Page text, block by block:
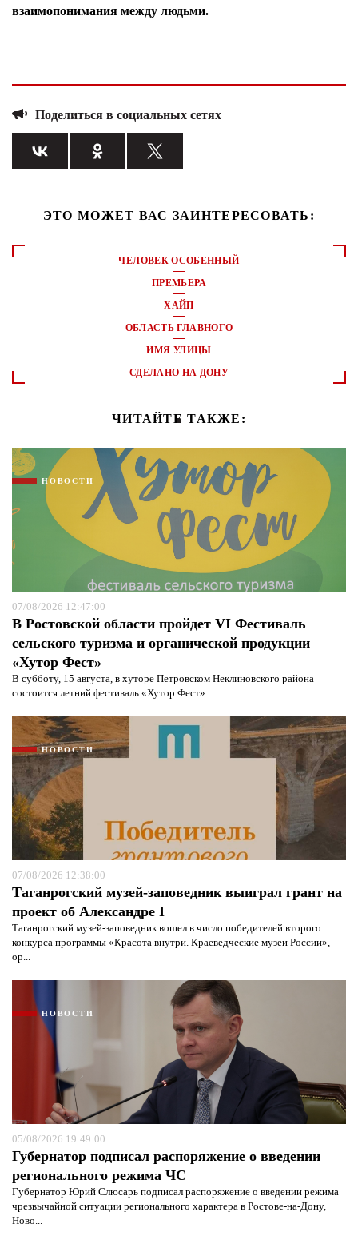
взаимопонимания между людьми.
Поделиться в социальных сетях
ЭТО МОЖЕТ ВАС ЗАИНТЕРЕСОВАТЬ:
ЧЕЛОВЕК ОСОБЕННЫЙ
ПРЕМЬЕРА
ХАЙП
ОБЛАСТЬ ГЛАВНОГО
ИМЯ УЛИЦЫ
СДЕЛАНО НА ДОНУ
ЧИТАЙТЕ ТАКЖЕ:
НОВОСТИ
07/08/2026 12:47:00
В Ростовской области пройдет VI Фестиваль
сельского туризма и органической продукции
«Хутор Фест»
В субботу, 15 августа, в хуторе Петровском Неклиновского района
состоится летний фестиваль «Хутор Фест»...
НОВОСТИ
07/08/2026 12:38:00
Таганрогский музей-заповедник выиграл грант на
проект об Александре I
Таганрогский музей-заповедник вошел в число победителей второго
конкурса программы «Красота внутри. Краеведческие музеи России»,
ор...
НОВОСТИ
05/08/2026 19:49:00
Губернатор подписал распоряжение о введении
регионального режима ЧС
Губернатор Юрий Слюсарь подписал распоряжение о введении режима
чрезвычайной ситуации регионального характера в Ростове-на-Дону,
Ново...